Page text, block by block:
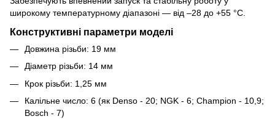
широкому температурному діапазоні — від –28 до +55 °C.
Конструктивні параметри моделі
Довжина різьби: 19 мм
Діаметр різьби: 14 мм
Крок різьби: 1,25 мм
Калільне число: 6 (як Denso - 20; NGK - 6; Champion - 10,9;
Bosch - 7)